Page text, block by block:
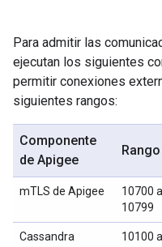
Para admitir las
ejecutan los siguientes
permitir conexiones
siguientes rangos:
Componente
de Apigee
Rango
mTLS de Apigee
10700 a
10799
Cassandra
10100 a